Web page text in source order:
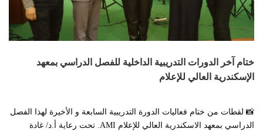
ختام آخر الدورات التدريبية الداخلية للفصل الدراسي بمعهد
الإسكندرية العالي للإعلام
📸 لقطات من ختام فعاليات الدورة التدريبية السابعة و الأخيرة لهذا الفصل
الدراسي بمعهد الاسكندرية العالي للإعلام AMI. تحت رعاية أ.د/ غادة